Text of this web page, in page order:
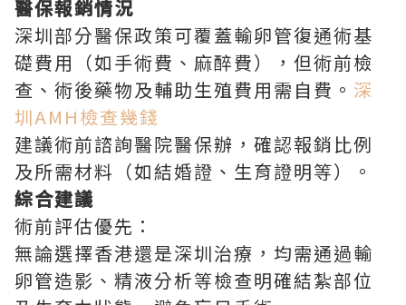
醫保報銷情況
深圳部分醫保政策可覆蓋輸卵管復通術基
礎費用（如手術費、麻醉費），但術前檢
查、術後藥物及輔助生殖費用需自費。 深
圳AMH檢查幾錢
建議術前諮詢醫院醫保辦，確認報銷比例
及所需材料（如結婚證、生育證明等）。
綜合建議
術前評估優先：
無論選擇香港還是深圳治療，均需通過輸
卵管造影、精液分析等檢查明確結紮部位